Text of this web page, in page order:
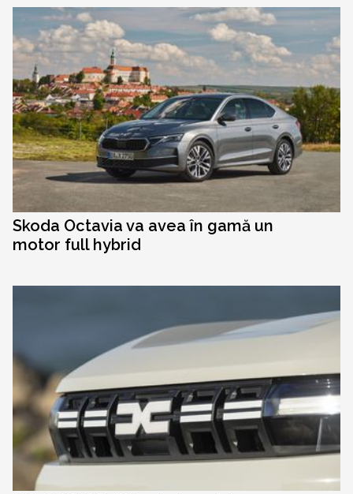
Skoda Octavia va avea în gamă un
motor full hybrid